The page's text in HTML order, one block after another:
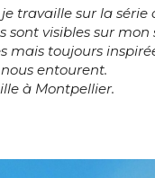
termes et conditions
travaille sur la série
sont visibles sur
mais toujours
entourent.
à Montpellier.